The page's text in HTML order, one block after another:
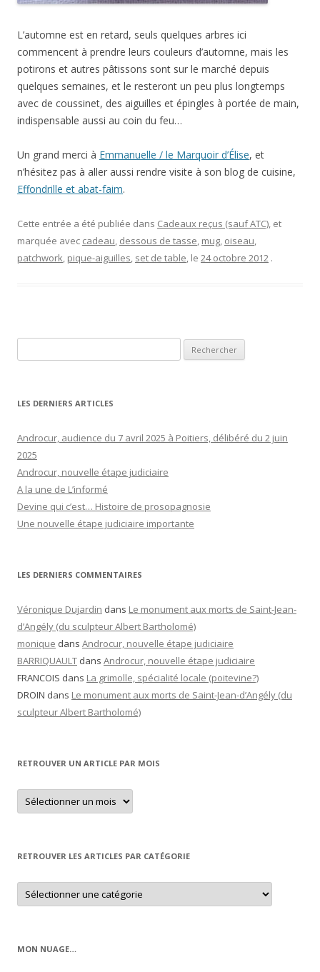
L’automne est en retard, seuls quelques arbres ici
commencent à prendre leurs couleurs d’automne, mais les
potirons et autres pâtissons sont sur le marché depuis
quelques semaines, et le resteront un peu plus longtemps
avec de coussinet, des aiguilles et épingles à portée de main,
indispensable aussi au coin du feu…
Un grand merci à Emmanuelle / le Marquoir d’Élise, et
n’hésitez pas à aller aussi rendre visite à son blog de cuisine,
Effondrille et abat-faim.
Cette entrée a été publiée dans Cadeaux reçus (sauf ATC), et
marquée avec cadeau, dessous de tasse, mug, oiseau,
patchwork, pique-aiguilles, set de table, le 24 octobre 2012 .
LES DERNIERS ARTICLES
Androcur, audience du 7 avril 2025 à Poitiers, délibéré du 2 juin
2025
Androcur, nouvelle étape judiciaire
A la une de L’informé
Devine qui c’est… Histoire de prosopagnosie
Une nouvelle étape judiciaire importante
LES DERNIERS COMMENTAIRES
Véronique Dujardin dans Le monument aux morts de Saint-Jean-
d’Angély (du sculpteur Albert Bartholomé)
monique dans Androcur, nouvelle étape judiciaire
BARRIQUAULT dans Androcur, nouvelle étape judiciaire
FRANCOIS dans La grimolle, spécialité locale (poitevine?)
DROIN dans Le monument aux morts de Saint-Jean-d’Angély (du
sculpteur Albert Bartholomé)
RETROUVER UN ARTICLE PAR MOIS
Retrouver
un
article
RETROUVER LES ARTICLES PAR CATÉGORIE
Retrouver
les
articles
MON NUAGE…